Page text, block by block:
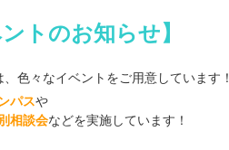
トのお知らせ】
、色々なイベントをご用意しています！
パスや
相談会などを実施しています！